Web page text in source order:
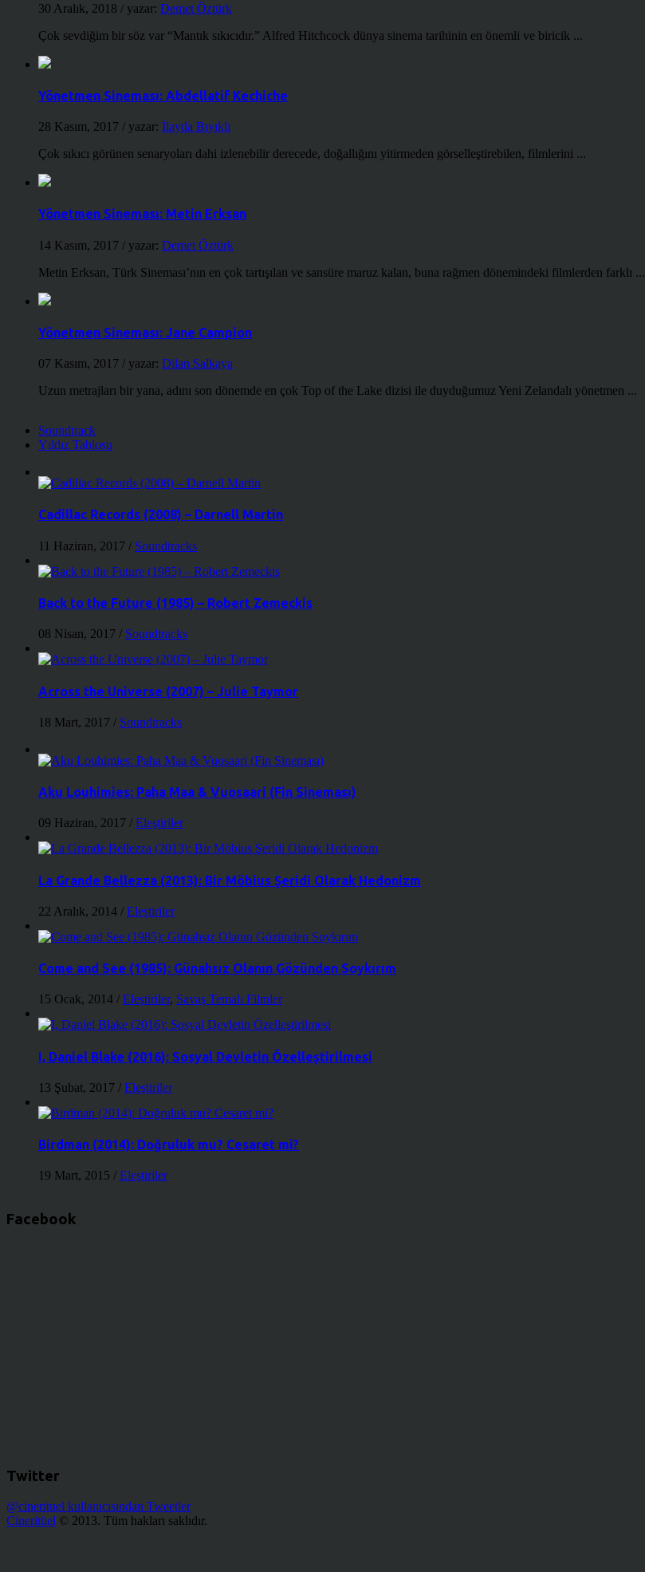
30 Aralık, 2018 / yazar: Demet Öztürk
Çok sevdiğim bir söz var “Mantık sıkıcıdır.” Alfred Hitchcock dünya sinema tarihinin en önemli ve biricik ...
Yönetmen Sineması: Abdellatif Kechiche
28 Kasım, 2017 / yazar: İlayda Bıyıklı
Çok sıkıcı görünen senaryoları dahi izlenebilir derecede, doğallığını yitirmeden görselleştirebilen, filmlerini ...
Yönetmen Sineması: Metin Erksan
14 Kasım, 2017 / yazar: Demet Öztürk
Metin Erksan, Türk Sineması’nın en çok tartışılan ve sansüre maruz kalan, buna rağmen dönemindeki filmlerden farklı ...
Yönetmen Sineması: Jane Campion
07 Kasım, 2017 / yazar: Dilan Salkaya
Uzun metrajları bir yana, adını son dönemde en çok Top of the Lake dizisi ile duyduğumuz Yeni Zelandalı yönetmen ...
Soundtrack
Yıldız Tablosu
Cadillac Records (2008) – Darnell Martin
11 Haziran, 2017 / Soundtracks
Back to the Future (1985) – Robert Zemeckis
08 Nisan, 2017 / Soundtracks
Across the Universe (2007) – Julie Taymor
18 Mart, 2017 / Soundtracks
Aku Louhimies: Paha Maa & Vuosaari (Fin Sineması)
09 Haziran, 2017 / Eleştiriler
La Grande Bellezza (2013): Bir Möbius Şeridi Olarak Hedonizm
22 Aralık, 2014 / Eleştiriler
Come and See (1985): Günahsız Olanın Gözünden Soykırım
15 Ocak, 2014 / Eleştiriler, Savaş Temalı Filmler
I, Daniel Blake (2016): Sosyal Devletin Özelleştirilmesi
13 Şubat, 2017 / Eleştiriler
Birdman (2014): Doğruluk mu? Cesaret mi?
19 Mart, 2015 / Eleştiriler
Facebook
Twitter
@cinerituel kullanıcısından Tweetler
Cineritüel © 2013. Tüm hakları saklıdır.